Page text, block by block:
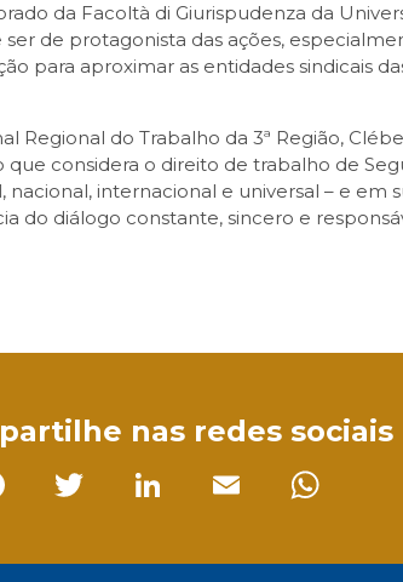
da Facoltà di Giurispudenza da
de protagonista das ações,
para aproximar as entidades sindicais
Regional do Trabalho da 3ª Região,
considera o direito de trabalho de
internacional e universal – e
do diálogo constante, sincero e
nas redes sociais